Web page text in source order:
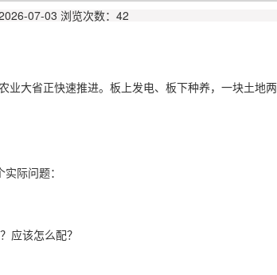
07-03 浏览次数：42
业大省正快速推进。板上发电、板下种养，一块土地两
际问题：
应该怎么配？